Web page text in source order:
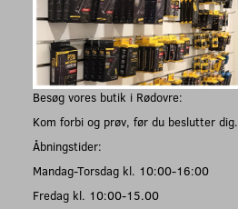
Besøg vores butik i Rødovre:
Kom forbi og prøv, før du beslutter dig.
Åbningstider:
Mandag-Torsdag kl. 10:00-16:00
Fredag kl. 10:00-15.00